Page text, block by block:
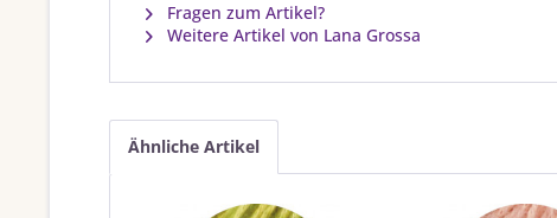
Fragen zum Artikel?
Weitere Artikel von Lana Grossa
Ähnliche Artikel